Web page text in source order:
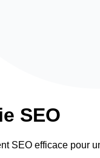
SEO
SEO efficace pour